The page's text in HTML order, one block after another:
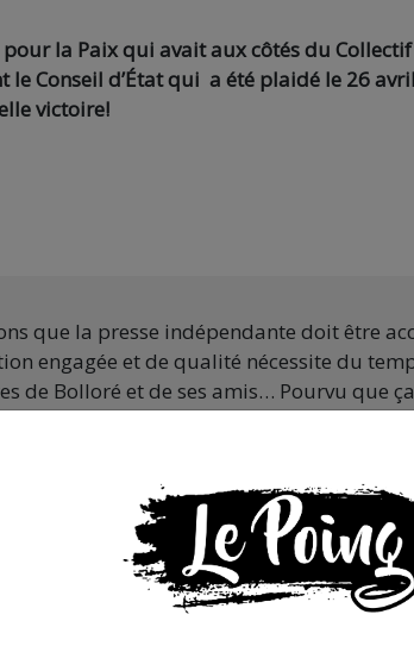
la Paix qui avait aux côtés du
le Conseil d’État qui a été plaidé le 26
victoire!
que la presse indépendante doit être
engagée et de qualité nécessite du
de Bolloré et de ses amis… Pourvu que
JE FAIS UN DON